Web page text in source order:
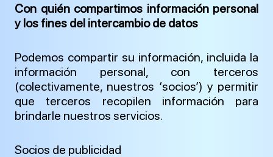
Con quién compartimos información personal
y los fines del intercambio de datos
Podemos compartir su información, incluida la
información personal, con terceros
(colectivamente, nuestros ‘socios’) y permitir
que terceros recopilen información para
brindarle nuestros servicios.
Socios de publicidad